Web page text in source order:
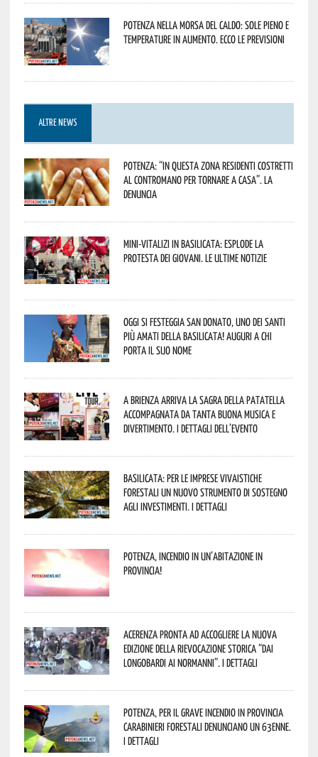
Potenza nella morsa del caldo: sole pieno e
temperature in aumento. Ecco le previsioni
ALTRE NEWS
Potenza: “In questa zona residenti costretti
al contromano per tornare a casa”. La
denuncia
Mini-vitalizi in Basilicata: esplode la
protesta dei giovani. Le ultime notizie
Oggi si festeggia San Donato, uno dei Santi
più amati della Basilicata! Auguri a chi
porta il suo nome
A Brienza arriva la Sagra della Patatella
accompagnata da tanta buona musica e
divertimento. I dettagli dell’evento
Basilicata: per le imprese vivaistiche
forestali un nuovo strumento di sostegno
agli investimenti. I dettagli
Potenza, incendio in un’abitazione in
provincia!
Acerenza pronta ad accogliere la nuova
edizione della rievocazione storica “Dai
Longobardi ai Normanni”. I dettagli
Potenza, per il grave incendio in Provincia
Carabinieri forestali denunciano un 63enne.
I dettagli